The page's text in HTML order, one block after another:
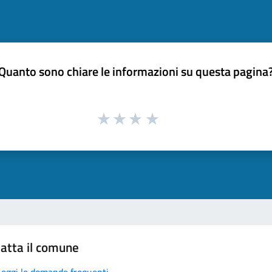
sono chiare le informazioni su questa
il comune